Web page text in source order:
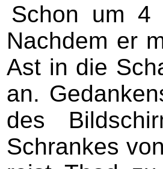
Schon um 4
Nachdem er
Ast in die
an.
des
Schrankes